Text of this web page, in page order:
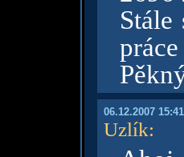
práce
06.12.2007
Uzlík: